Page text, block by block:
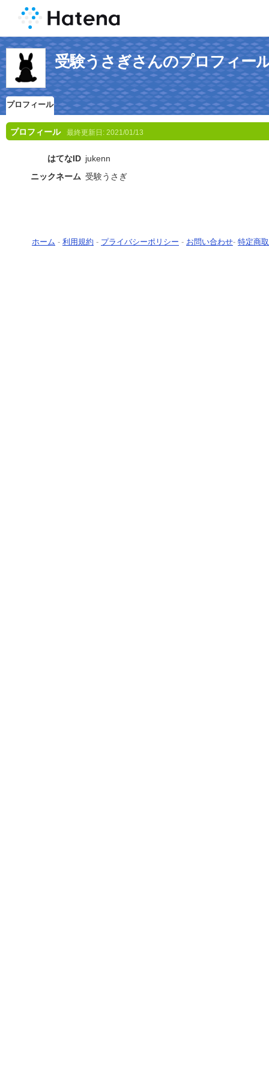
受験うさぎさんのプロフィー
プロフィール
プロフィール 最終更新日: 2021/01/13
はてなID jukenn
ニックネーム 受験うさぎ
ホーム - 利用規約 - プライバシーポリシー - お問い合わせ- 特定商